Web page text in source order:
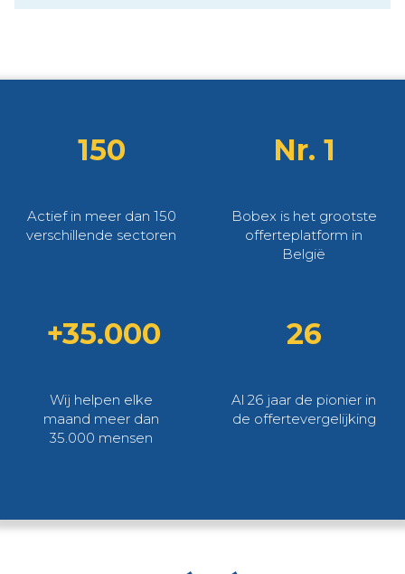
150
Actief in meer dan 150
verschillende sectoren
Nr. 1
Bobex is het grootste
offerteplatform in
België
+35.000
Wij helpen elke
maand meer dan
35.000 mensen
26
Al 26 jaar de pionier in
de offertevergelijking